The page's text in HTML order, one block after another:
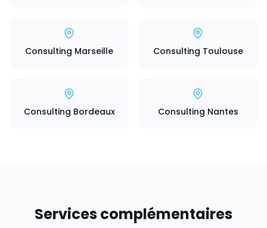
Consulting Marseille Consulting Toulouse
Consulting Bordeaux Consulting Nantes
Services complémentaires